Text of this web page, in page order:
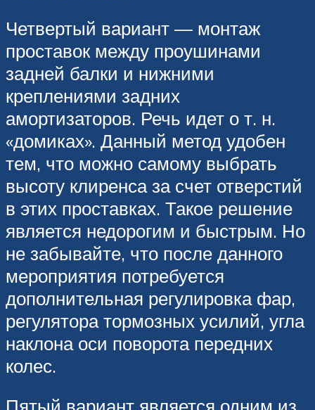
Четвертый вариант — монтаж
проставок между проушинами
задней балки и нижними
креплениями задних
амортизаторов. Речь идет о т. н.
«домиках». Данный метод удобен
тем, что можно самому выбрать
высоту клиренса за счет отверстий
в этих проставках. Такое решение
является недорогим и быстрым. Но
не забывайте, что после данного
мероприятия потребуется
дополнительная регулировка фар,
регулятора тормозных усилий, угла
наклона оси поворота передних
колес.